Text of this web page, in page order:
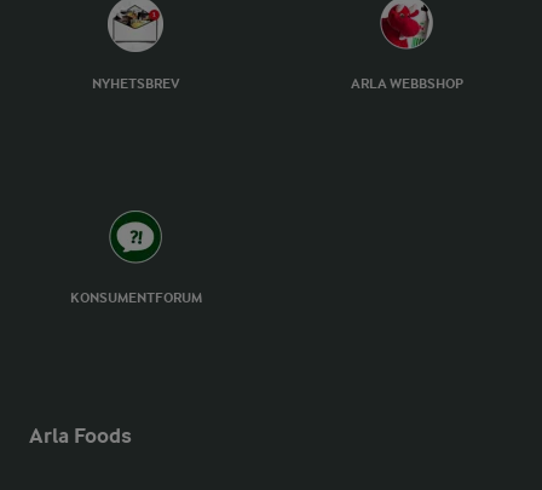
NYHETSBREV ARLA WEBBSHOP
KONSUMENTFORUM
Arla Foods